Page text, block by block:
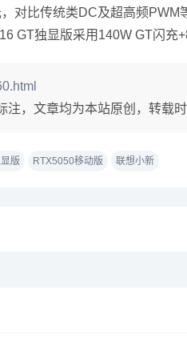
对比传统类DC及超高频
独显版采用140W GT闪充
注，文章均为本站原创，转载
版 RTX5050移动版 联想小新